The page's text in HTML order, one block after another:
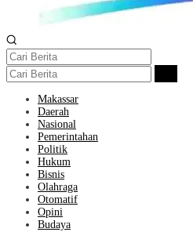
Makassar
Daerah
Nasional
Pemerintahan
Politik
Hukum
Bisnis
Olahraga
Otomatif
Opini
Budaya